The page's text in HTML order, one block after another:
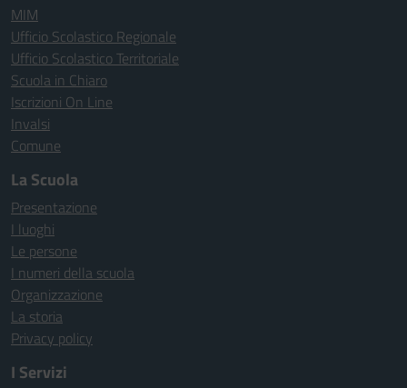
MIM
Ufficio Scolastico Regionale
Ufficio Scolastico Territoriale
Scuola in Chiaro
Iscrizioni On Line
Invalsi
Comune
La Scuola
Presentazione
I luoghi
Le persone
I numeri della scuola
Organizzazione
La storia
Privacy policy
I Servizi